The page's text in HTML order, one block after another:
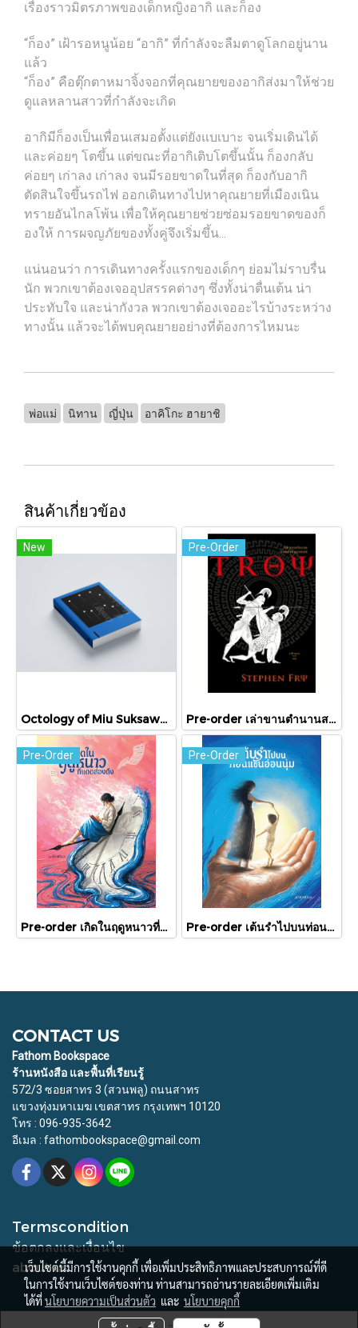
เรื่องราวมิตรภาพของเด็กหญิงอากิ และก็อง
“ก็อง” เฝ้ารอหนูน้อย “อากิ” ที่กำลังจะลืมตาดูโลกอยู่นาน
แล้ว
“ก็อง” คือตุ๊กตาหมาจิ้งจอกที่คุณยายของอากิส่งมาให้ช่วย
ดูแลหลานสาวที่กำลังจะเกิด
อากิมีก็องเป็นเพื่อนเสมอตั้งแต่ยังแบเบาะ จนเริ่มเดินได้
และค่อยๆ โตขึ้น แต่ขณะที่อากิเติบโตขึ้นนั้น ก็องกลับ
ค่อยๆ เก่าลง เก่าลง จนมีรอยขาดในที่สุด ก็องกับอากิ
ตัดสินใจขึ้นรถไฟ ออกเดินทางไปหาคุณยายที่เมืองเนิน
ทรายอันไกลโพ้น เพื่อให้คุณยายช่วยซ่อมรอยขาดของก็
องให้ การผจญภัยของทั้งคู่จึงเริ่มขึ้น...
แน่นอนว่า การเดินทางครั้งแรกของเด็กๆ ย่อมไม่ราบรื่น
นัก พวกเขาต้องเจออุปสรรคต่างๆ ซึ่งทั้งน่าตื่นเต้น น่า
ประทับใจ และน่ากังวล พวกเขาต้องเจออะไรบ้างระหว่าง
ทางนั้น แล้วจะได้พบคุณยายอย่างที่ต้องการไหมนะ
พ่อแม่ นิทาน ญี่ปุ่น อาคิโกะ ฮายาชิ
สินค้าเกี่ยวข้อง
New
Octology of Miu Suksawat / ภู่มณี ศิริพรไพบูลย์ / สำนักพิมพ์ตำหนัก
Pre-Order
Pre-order เล่าขานตำนานสงครามกรุงทรอย Troy / Stephen Fry / อรสิริ พลเดช / สารคดี
Pre-Order
Pre-order เกิดในฤดูหนาวที่แดดส่องถึง / นทธี ศศิวิมล / Pandora Press
Pre-Order
Pre-order เต้นรำไปบนท่อนแขนอ่อนนุ่ม / นทธี ศศิวิมล / Pandora Press
CONTACT US
Fathom Bookspace
ร้านหนังสือ และพื้นที่เรียนรู้
572/3 ซอยสาทร 3 (สวนพลู) ถนนสาทร
แขวงทุ่งมหาเมฆ เขตสาทร กรุงเทพฯ 10120
โทร : 096-935-3642
อีเมล : fathombookspace@gmail.com
Termscondition
ข้อตกลงและเงื่อนไข
about us
เว็บไซต์นี้มีการใช้งานคุกกี้ เพื่อเพิ่มประสิทธิภาพและประสบการณ์ที่ดี
ในการใช้งานเว็บไซต์ของท่าน ท่านสามารถอ่านรายละเอียดเพิ่มเติม
ได้ที่นโยบายความเป็นส่วนตัว และ นโยบายคุกกี้